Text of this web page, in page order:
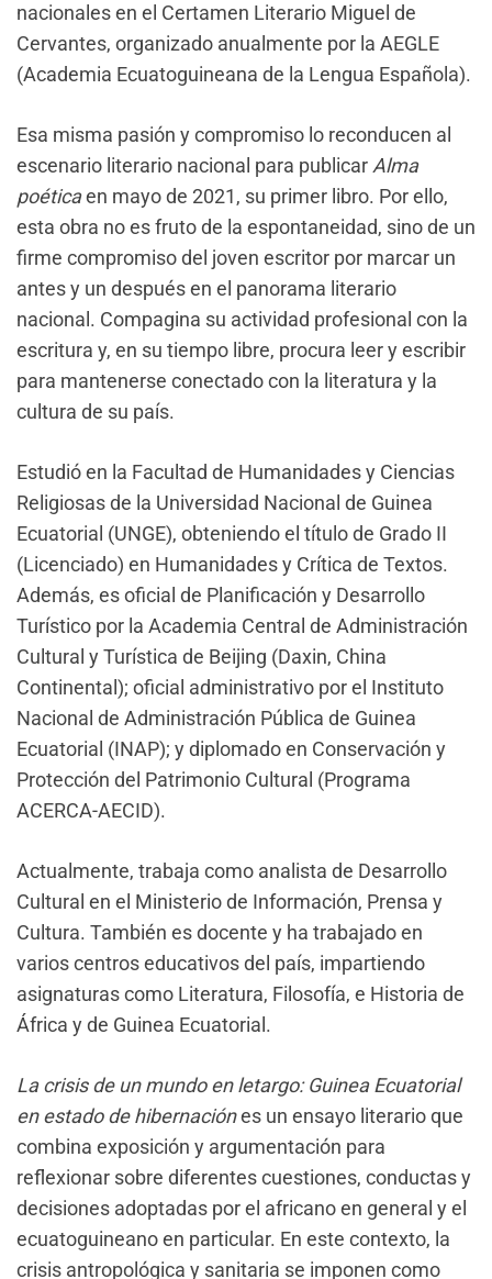
nacionales en el Certamen Literario Miguel de
Cervantes, organizado anualmente por la AEGLE
(Academia Ecuatoguineana de la Lengua Española).
Esa misma pasión y compromiso lo reconducen al
escenario literario nacional para publicarAlma
poéticaen mayo de 2021, su primer libro. Por ello,
esta obra no es fruto de la espontaneidad, sino de un
firme compromiso del joven escritor por marcar un
antes y un después en el panorama literario
nacional. Compagina su actividad profesional con la
escritura y, en su tiempo libre, procura leer y escribir
para mantenerse conectado con la literatura y la
cultura de su país.
Estudió en la Facultad de Humanidades y Ciencias
Religiosas de la Universidad Nacional de Guinea
Ecuatorial (UNGE), obteniendo el título de Grado II
(Licenciado) en Humanidades y Crítica de Textos.
Además, es oficial de Planificación y Desarrollo
Turístico por la Academia Central de Administración
Cultural y Turística de Beijing (Daxin, China
Continental); oficial administrativo por el Instituto
Nacional de Administración Pública de Guinea
Ecuatorial (INAP); y diplomado en Conservación y
Protección del Patrimonio Cultural (Programa
ACERCA-AECID).
Actualmente, trabaja como analista de Desarrollo
Cultural en el Ministerio de Información, Prensa y
Cultura. También es docente y ha trabajado en
varios centros educativos del país, impartiendo
asignaturas como Literatura, Filosofía, e Historia de
África y de Guinea Ecuatorial.
La crisis de un mundo en letargo: Guinea Ecuatorial
en estado de hibernaciónes un ensayo literario que
combina exposición y argumentación para
reflexionar sobre diferentes cuestiones, conductas y
decisiones adoptadas por el africano en general y el
ecuatoguineano en particular. En este contexto, la
crisis antropológica y sanitaria se imponen como